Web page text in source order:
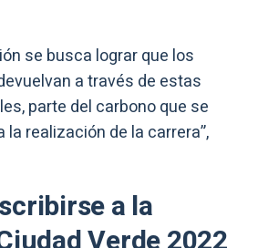
se busca lograr que los
a través de estas
parte del carbono que se
la realización de la carrera”,
a la